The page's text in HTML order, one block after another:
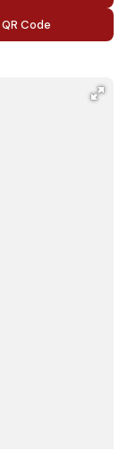
QR Code